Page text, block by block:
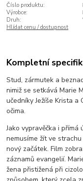
Číslo produktu:
Výrobce:
Druh:
Hlídat cenu / dostupnost
Kompletní
Stud, zármutek a
nimiž se setkává Marie
učedníky Ježíše Krista
očima.
Jako vypravěčka i přímá
nemusíme žít ve
nový začátek. Film
záznamů evangelií.
žena přistižená při